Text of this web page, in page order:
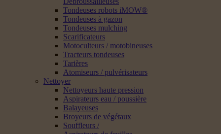
Tondeuses robots iMOW®
Tondeuses à gazon
Tondeuses mulching
Scarificateurs
Motoculteurs / motobineuses
Tracteurs tondeuses
Tarières
Atomiseurs / pulvérisateurs
Nettoyer
Nettoyeurs haute pression
Aspirateurs eau / poussière
Balayeuses
Broyeurs de végétaux
Souffleurs /